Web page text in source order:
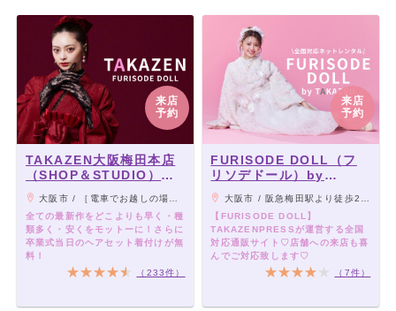
来店
予約
TAKAZEN大阪梅田本店
（SHOP＆STUDIO）
MEGA店舗
大阪市 / ［電車でお越しの場合］ 大阪駅・梅田駅・西梅田駅より、地下通路から雨天の場合でも濡れることなくご来店いただけます。
全ての最新作をどこよりも早く・種
類多く・安くをモットーに！さらに
卒業式当日のヘアセット着付けが無
料！
（233件）
来店
予約
FURISODE DOLL（フ
リソデドール）by
TAKAZEN [通販可]
大阪市 / 阪急梅田駅より徒歩2分・地下鉄梅田駅より徒歩3分
【FURISODE DOLL】
TAKAZENPRESSが運営する全国
対応通販サイト♡店舗への来店も喜
んでご対応致します♡
（7件）